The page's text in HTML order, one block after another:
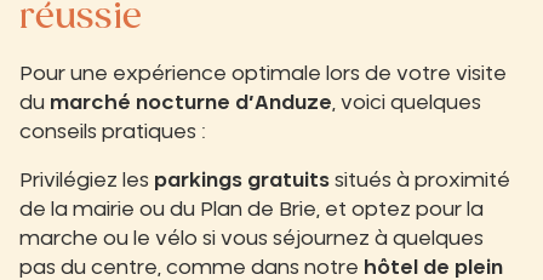
réussie
Pour une expérience optimale lors de votre visite
du marché nocturne d’Anduze, voici quelques
conseils pratiques :
Privilégiez les parkings gratuits situés à proximité
de la mairie ou du Plan de Brie, et optez pour la
marche ou le vélo si vous séjournez à quelques
pas du centre, comme dans notre hôtel de plein